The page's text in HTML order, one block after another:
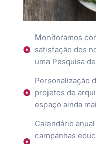
Monitoramos
satisfação dos
uma Pesquisa
Personalização
projetos de
espaço ainda
Calendário
campanhas